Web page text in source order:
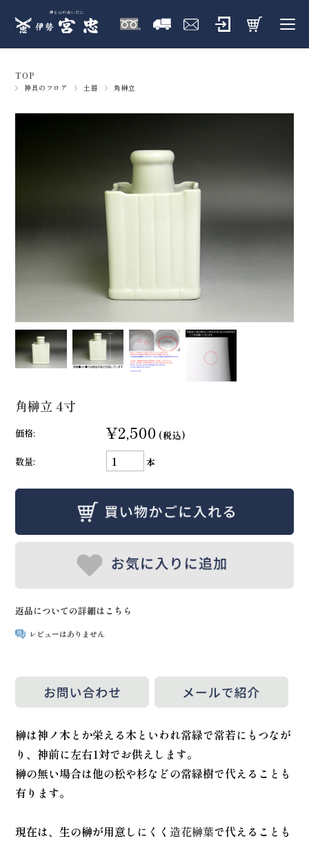
TOP
神具のフロア 土器 角榊立
角榊立 4寸
価格: ¥2,500 (税込)
数量:
本
返品についての詳細はこちら
レビューはありません
榊は神ノ木とか栄える木といわれ常緑で常若にもつなが
り、神前に左右1対でお供えします。
榊の無い場合は他の松や杉などの常緑樹で代えることも
有ります。
現在は、生の榊が用意しにくく 造花榊葉で代えることも